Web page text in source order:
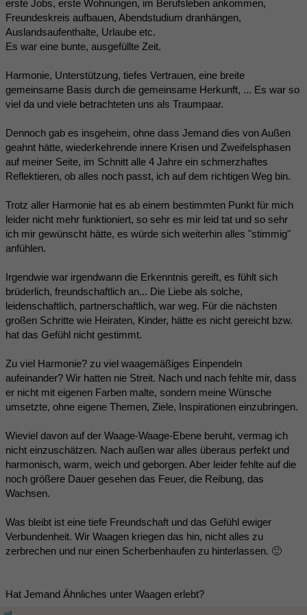
erste Jobs, erste Wohnungen, im Berufsleben ankommen,
Freundeskreis aufbauen, Abendstudium dranhängen,
Auslandsaufenthalte, Urlaube etc.
Es war eine bunte, ausgefüllte Zeit.
Harmonie, Unterstützung, tiefes Vertrauen, eine breite
gemeinsame Basis durch die gemeinsame Herkunft, ... Es war so
viel da und viele betrachteten uns als Traumpaar.
Dennoch gab es insgeheim, ohne dass Jemand dies von Außen
geahnt hätte, wiederkehrende innere Krisen und Zweifelsphasen
auf meiner Seite, im Schnitt alle 4 Jahre ein schmerzhaftes
Reflektieren, ob alles noch passt, ich auf dem richtigen Weg bin.
Trotz aller Harmonie hat es ab einem bestimmten Punkt für mich
leider nicht mehr funktioniert, so sehr es mir leid tat und so sehr
ich mir gewünscht hätte, es würde sich weiterhin alles "stimmig"
anfühlen.
Irgendwie war irgendwann die Erkenntnis gereift, es fühlt sich
brüderlich, freundschaftlich an... Die Liebe als solche,
leidenschaftlich, partnerschaftlich, war weg. Für die nächsten
großen Schritte wie Heiraten, Kinder, hätte es nicht gereicht bzw.
hat das Gefühl nicht gestimmt.
Zu viel Harmonie? zu viel waagemäßiges Einpendeln
aufeinander? Wir hatten nie Streit. Nach und nach fehlte mir, dass
er nicht mit eigenen Farben malte, sondern meine Wünsche
umsetzte, ohne eigene Themen, Ziele, Inspirationen einzubringen.
Wieviel davon auf der Waage-Waage-Ebene beruht, vermag ich
nicht einzuschätzen. Nach außen war alles überaus perfekt und
harmonisch, warm, weich und geborgen. Aber leider fehlte auf die
noch größere Dauer gesehen das Feuer, die Reibung, das
Wachsen.
Was bleibt ist eine tiefe Freundschaft und das Gefühl ewiger
Verbundenheit. Wir Waagen kriegen das hin, nicht alles zu
zerbrechen und nur einen Scherbenhaufen zu hinterlassen. 🙂
Hat Jemand Ähnliches unter Waagen erlebt?